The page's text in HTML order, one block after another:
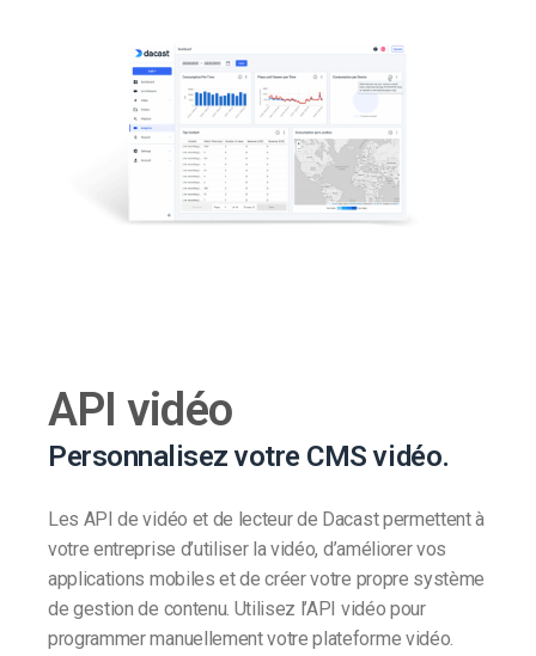
API vidéo
Personnalisez votre CMS vidéo.
Les API de vidéo et de lecteur de Dacast permettent à
votre entreprise d’utiliser la vidéo, d’améliorer vos
applications mobiles et de créer votre propre système
de gestion de contenu. Utilisez l’API vidéo pour
programmer manuellement votre plateforme vidéo.